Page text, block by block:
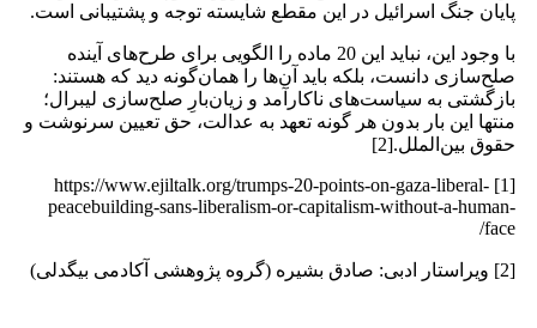
پایان جنگ اسرائیل در این مقطع شایسته‌ توجه و پشتیبانی است.
با وجود این، نباید این 20 ماده را الگویی برای طرح‌های آینده‌
صلح‌سازی دانست، بلکه باید آن‌ها را همان‌گونه دید که هستند:
بازگشتی به سیاست‌های ناکارآمد و زیان‌بارِ صلح‌سازی لیبرال؛
منتها این بار بدون هر گونه تعهد به عدالت، حق تعیین سرنوشت و
حقوق بین‌الملل.[2]
[1] https://www.ejiltalk.org/trumps-20-points-on-gaza-liberal-
peacebuilding-sans-liberalism-or-capitalism-without-a-human-
face/
[2] ویراستار ادبی: صادق بشیره (گروه پژوهشی آکادمی بیگدلی)